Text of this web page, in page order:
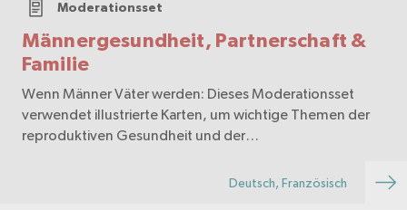
Männergesundheit, Partnerschaft &
Familie
Moderationsset
Wenn Männer Väter werden: Dieses Moderationsset
verwendet illustrierte Karten, um wichtige Themen der
reproduktiven Gesundheit und der
anzusprechen. Auch wichtige Themen der
Deutsch, Französisch